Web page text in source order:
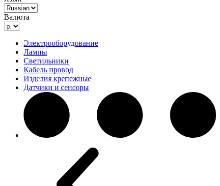
Валюта
Электрооборудование
Лампы
Светильники
Кабель провод
Изделия крепежные
Датчики и сенсоры